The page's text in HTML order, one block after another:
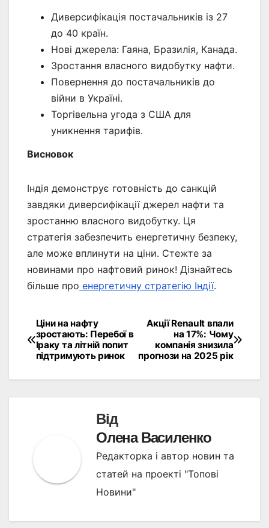
Диверсифікація постачальників із 27
до 40 країн.
Нові джерела: Гаяна, Бразилія, Канада.
Зростання власного видобутку нафти.
Повернення до постачальників до
війни в Україні.
Торгівельна угода з США для
уникнення тарифів.
Висновок
Індія демонструє готовність до санкцій
завдяки диверсифікації джерел нафти та
зростанню власного видобутку. Ця
стратегія забезпечить енергетичну безпеку,
але може вплинути на ціни. Стежте за
новинами про нафтовий ринок! Дізнайтесь
більше про енергетичну стратегію Індії.
Навігація
записів
Акції Renault впали
на 17%: Чому
компанія знизила
прогнози на 2025 рік
Ціни на нафту
зростають: Перебої в
Іраку та літній попит
підтримують ринок
Від
Олена Василенко
Редакторка і автор новин та
статей на проекті "Топові
Новини"